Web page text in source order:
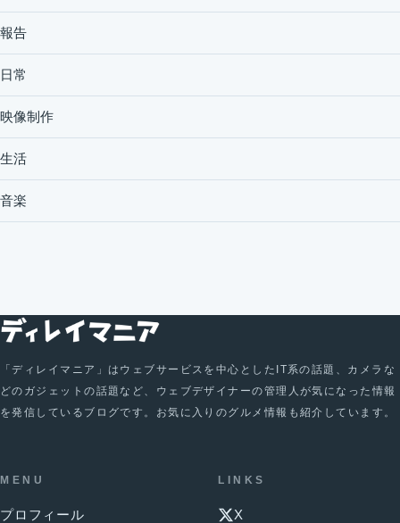
報告
日常
映像制作
生活
音楽
「ディレイマニア」はウェブサービスを中心としたIT系の話題、カメラな
どのガジェットの話題など、ウェブデザイナーの管理人が気になった情報
を発信しているブログです。お気に入りのグルメ情報も紹介しています。
MENU
プロフィール
LINKS
X